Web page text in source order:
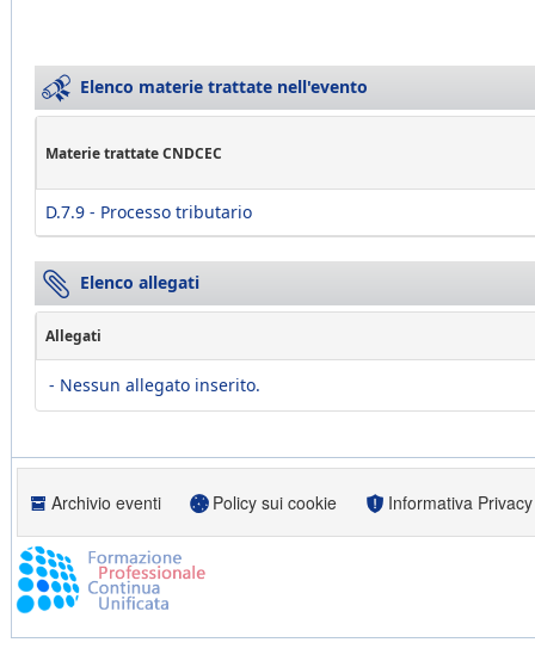
Elenco materie trattate nell'evento
Materie trattate CNDCEC
D.7.9 - Processo tributario
Elenco allegati
Allegati
- Nessun allegato inserito.
Archivio eventi Policy sui cookie Informativa Privacy